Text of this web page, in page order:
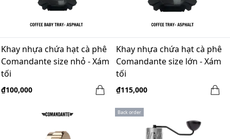
Khay nhựa chứa hạt cà phê
Comandante size nhỏ - Xám
tối
₫100,000
Khay nhựa chứa hạt cà phê
Comandante size lớn - Xám
tối
₫115,000
Back order